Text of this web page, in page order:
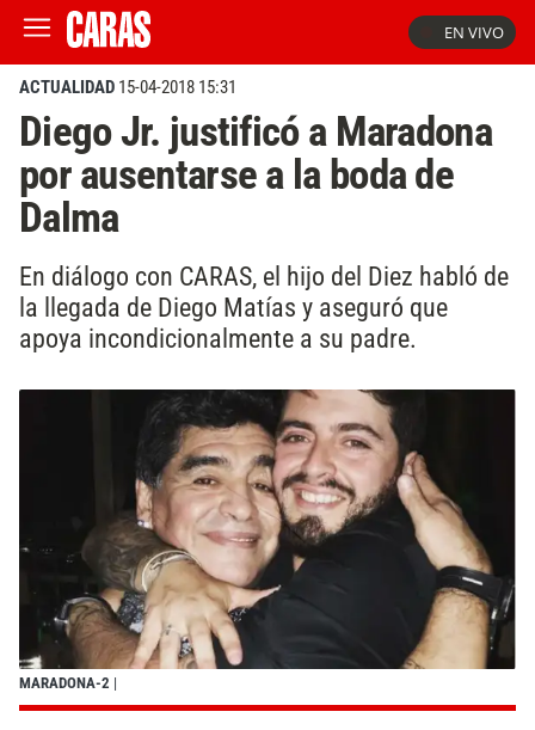
EN VIVO
ACTUALIDAD 15-04-2018 15:31
Diego Jr. justificó a Maradona
por ausentarse a la boda de
Dalma
En diálogo con CARAS, el hijo del Diez habló de
la llegada de Diego Matías y aseguró que
apoya incondicionalmente a su padre.
MARADONA-2 |